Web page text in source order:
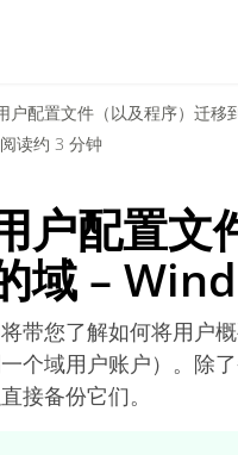
户配置文件（以及程序）迁移
读约 3 分钟
户配置文
域 –
带您了解如何将用户
个域用户账户）。除
接备份它们。